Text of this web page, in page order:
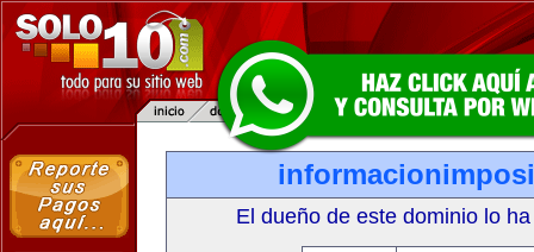
El dueño de este dominio lo